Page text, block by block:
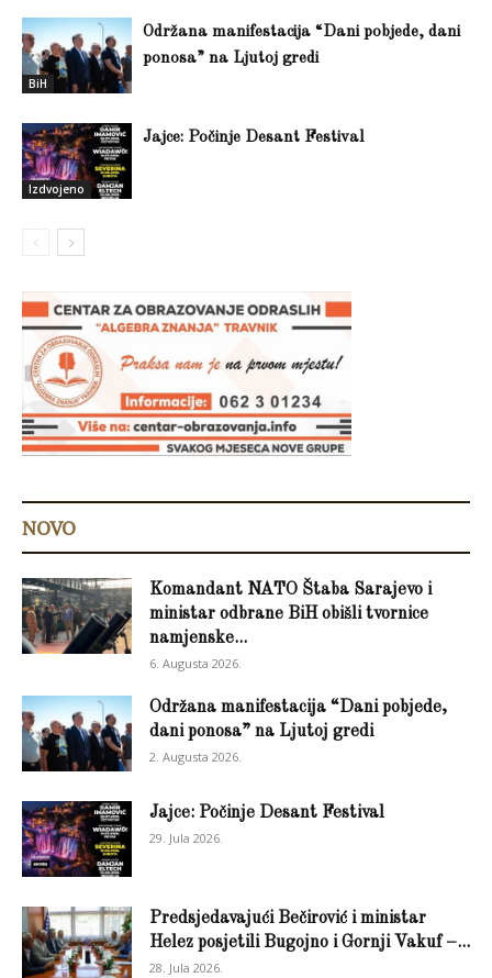
BiH
Održana manifestacija “Dani pobjede, dani
ponosa” na Ljutoj gredi
Izdvojeno
Jajce: Počinje Desant Festival
NOVO
Komandant NATO Štaba Sarajevo i
ministar odbrane BiH obišli tvornice
namjenske...
6. Augusta 2026.
Održana manifestacija “Dani pobjede,
dani ponosa” na Ljutoj gredi
2. Augusta 2026.
Jajce: Počinje Desant Festival
29. Jula 2026.
Predsjedavajući Bečirović i ministar
Helez posjetili Bugojno i Gornji Vakuf –...
28. Jula 2026.